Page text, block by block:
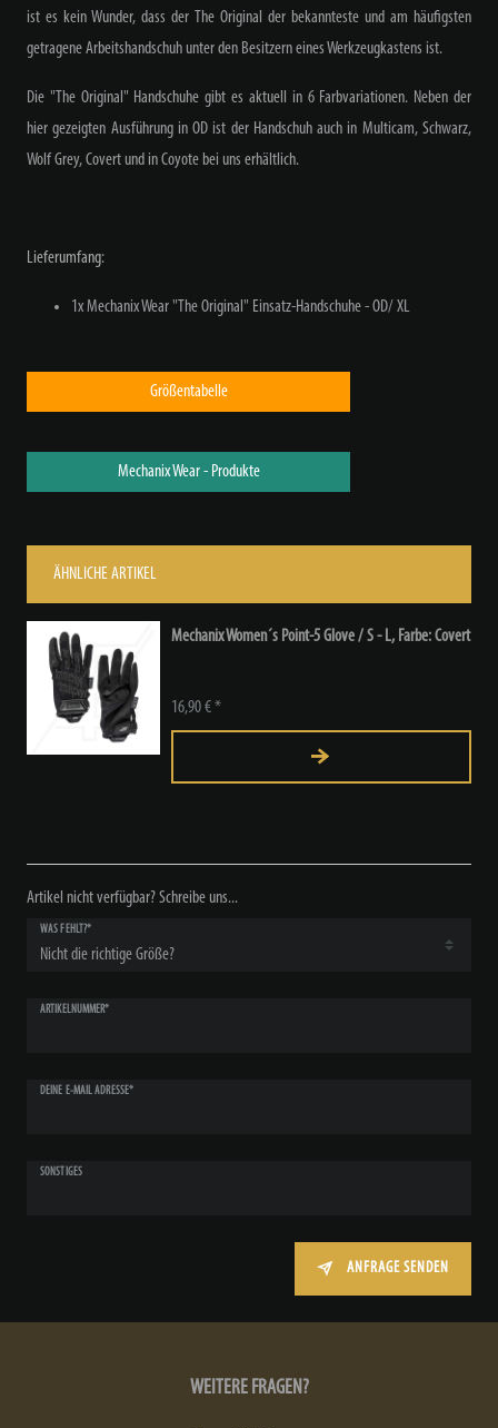
ist es kein Wunder, dass der The Original der bekannteste und am häufigsten
getragene Arbeitshandschuh unter den Besitzern eines Werkzeugkastens ist.
Die "The Original" Handschuhe gibt es aktuell in 6 Farbvariationen. Neben der
hier gezeigten Ausführung in OD ist der Handschuh auch in Multicam, Schwarz,
Wolf Grey, Covert und in Coyote bei uns erhältlich.
Lieferumfang:
1x Mechanix Wear "The Original" Einsatz-Handschuhe - OD/ XL
Größentabelle
Mechanix Wear - Produkte
ÄHNLICHE ARTIKEL
Mechanix Women´s Point-5 Glove / S - L, Farbe: Covert
16,90 € *
Artikel nicht verfügbar? Schreibe uns...
WAS FEHLT?*
ARTIKELNUMMER*
DEINE E-MAIL ADRESSE*
SONSTIGES
ANFRAGE SENDEN
WEITERE FRAGEN?